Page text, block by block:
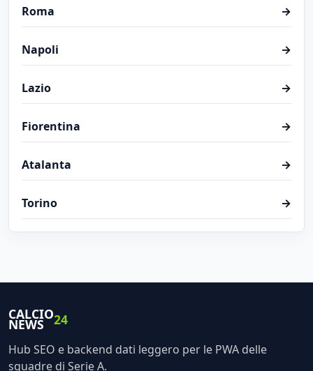
Roma →
Napoli →
Lazio →
Fiorentina →
Atalanta →
Torino →
CALCIO
NEWS 24
Hub SEO e backend dati leggero per le PWA delle
squadre di Serie A.